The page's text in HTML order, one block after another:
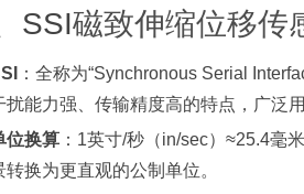
SSI磁致伸缩位移传
：全称为“Synchronous Serial
扰能力强、传输精度高的特点，广泛
位换算：1英寸/秒（in/sec）≈25.4毫
转换为更直观的公制单位。